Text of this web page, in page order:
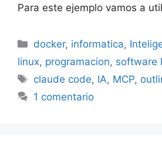
Para este ejemplo vamos a
Categorías
docker, informatica,
linux, programacion, software
Etiquetas
claude code, IA, MCP,
1 comentario